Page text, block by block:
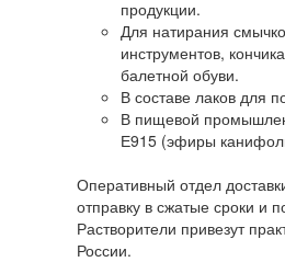
продукции.
Для натирания
инструментов,
балетной обуви.
В составе лаков для
В пищевой
Е915 (эфиры
Оперативный отдел
отправку в сжатые сроки и
Растворители привезут
России.